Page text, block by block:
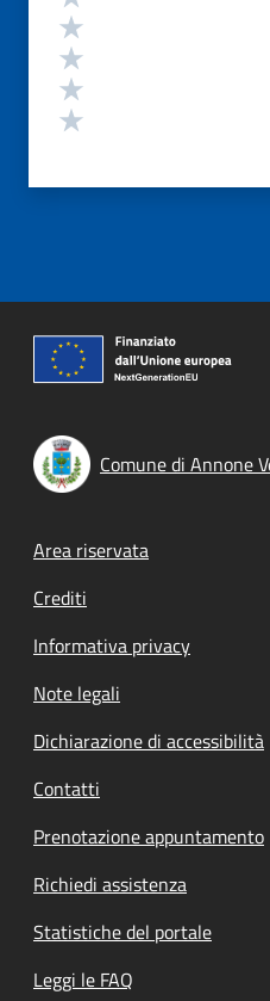
Comune di Annone
Footer menu
Area riservata
Crediti
Informativa privacy
Note legali
Dichiarazione di accessibilità
Contatti
Prenotazione appuntamento
Richiedi assistenza
Statistiche del portale
Leggi le FAQ